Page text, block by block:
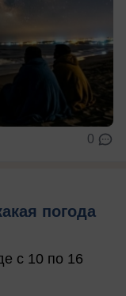
0
погода
с 10 по 16